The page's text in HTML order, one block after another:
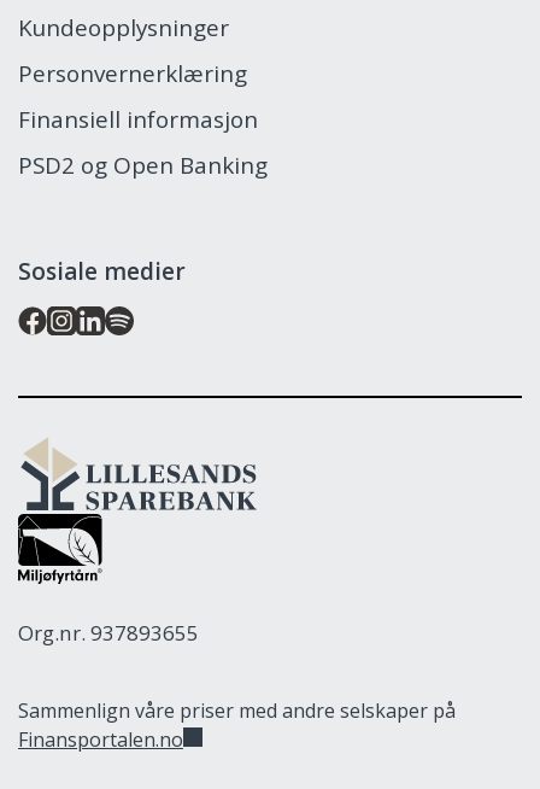
Kundeopplysninger
Personvernerklæring
Finansiell informasjon
PSD2 og Open Banking
Sosiale medier
Lillesands
Sparebank
Org.nr. 937893655
Sammenlign våre priser med andre selskaper på
Finansportalen.no